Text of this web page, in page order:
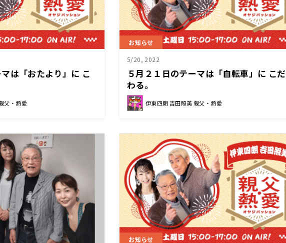
は「おたより」に こ
父・熱愛
お知らせ
5/20, 2022
５月２１日のテーマは「自転車」に こだ
わる。
伊東四朗 吉田照美 親父・熱愛
お知らせ